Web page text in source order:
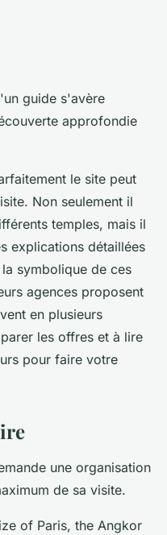
guide s'avère
approfondie
le site peut
Non seulement il
temples, mais il
explications détaillées
symbolique de ces
agences proposent
en plusieurs
les offres et à lire
pour faire votre
une organisation
de sa visite.
of Paris, the Angkor